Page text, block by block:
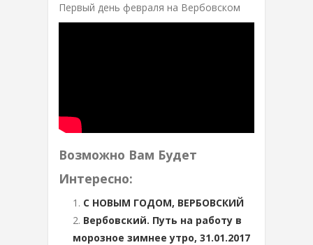
Первый день февраля на Вербовском
Возможно Вам Будет
Интересно:
С НОВЫМ ГОДОМ, ВЕРБОВСКИЙ
Вербовский. Путь на работу в
морозное зимнее утро, 31.01.2017